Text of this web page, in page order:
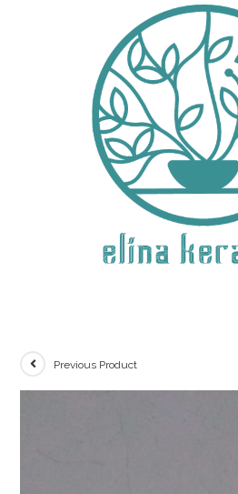
Previous Product